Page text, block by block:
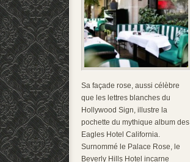
Sa façade rose, aussi célèbre
que les lettres blanches du
Hollywood Sign, illustre la
pochette du mythique album des
Eagles Hotel California.
Surnommé le Palace Rose, le
Beverly Hills Hotel incarne